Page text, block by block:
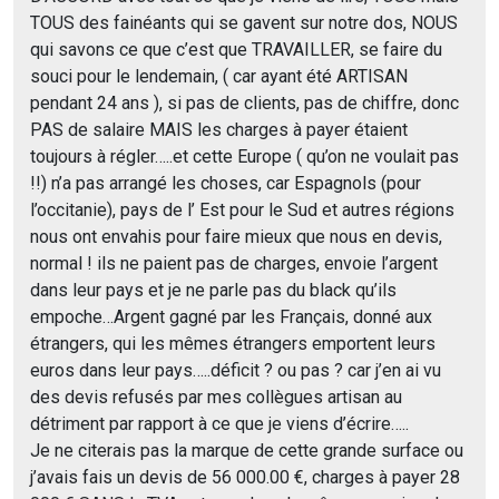
TOUS des fainéants qui se gavent sur notre dos, NOUS
qui savons ce que c’est que TRAVAILLER, se faire du
souci pour le lendemain, ( car ayant été ARTISAN
pendant 24 ans ), si pas de clients, pas de chiffre, donc
PAS de salaire MAIS les charges à payer étaient
toujours à régler…..et cette Europe ( qu’on ne voulait pas
!!) n’a pas arrangé les choses, car Espagnols (pour
l’occitanie), pays de l’ Est pour le Sud et autres régions
nous ont envahis pour faire mieux que nous en devis,
normal ! ils ne paient pas de charges, envoie l’argent
dans leur pays et je ne parle pas du black qu’ils
empoche…Argent gagné par les Français, donné aux
étrangers, qui les mêmes étrangers emportent leurs
euros dans leur pays…..déficit ? ou pas ? car j’en ai vu
des devis refusés par mes collègues artisan au
détriment par rapport à ce que je viens d’écrire…..
Je ne citerais pas la marque de cette grande surface ou
j’avais fais un devis de 56 000.00 €, charges à payer 28